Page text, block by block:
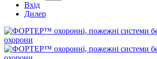
Вхід
Дилер